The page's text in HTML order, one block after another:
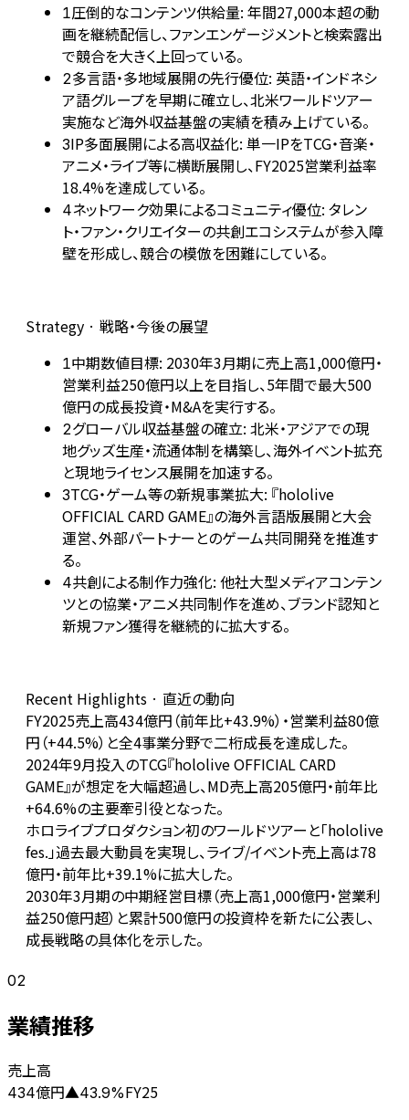
1圧倒的なコンテンツ供給量: 年間27,000本超の動
画を継続配信し、ファンエンゲージメントと検索露出
で競合を大きく上回っている。
2多言語・多地域展開の先行優位: 英語・インドネシ
ア語グループを早期に確立し、北米ワールドツアー
実施など海外収益基盤の実績を積み上げている。
3IP多面展開による高収益化: 単一IPをTCG・音楽・
アニメ・ライブ等に横断展開し、FY2025営業利益率
18.4%を達成している。
4ネットワーク効果によるコミュニティ優位: タレン
ト・ファン・クリエイターの共創エコシステムが参入障
壁を形成し、競合の模倣を困難にしている。
Strategy · 戦略・今後の展望
1中期数値目標: 2030年3月期に売上高1,000億円・
営業利益250億円以上を目指し、5年間で最大500
億円の成長投資・M&Aを実行する。
2グローバル収益基盤の確立: 北米・アジアでの現
地グッズ生産・流通体制を構築し、海外イベント拡充
と現地ライセンス展開を加速する。
3TCG・ゲーム等の新規事業拡大: 『hololive
OFFICIAL CARD GAME』の海外言語版展開と大会
運営、外部パートナーとのゲーム共同開発を推進す
る。
4共創による制作力強化: 他社大型メディアコンテン
ツとの協業・アニメ共同制作を進め、ブランド認知と
新規ファン獲得を継続的に拡大する。
Recent Highlights · 直近の動向
FY2025売上高434億円（前年比+43.9%）・営業利益80億
円（+44.5%）と全4事業分野で二桁成長を達成した。
2024年9月投入のTCG『hololive OFFICIAL CARD
GAME』が想定を大幅超過し、MD売上高205億円・前年比
+64.6%の主要牽引役となった。
ホロライブプロダクション初のワールドツアーと「hololive
fes.」過去最大動員を実現し、ライブ/イベント売上高は78
億円・前年比+39.1%に拡大した。
2030年3月期の中期経営目標（売上高1,000億円・営業利
益250億円超）と累計500億円の投資枠を新たに公表し、
成長戦略の具体化を示した。
02
業績推移
売上高
434億円▲43.9%FY25